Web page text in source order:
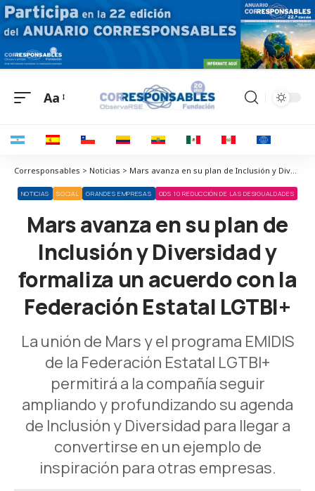
Aa
Corresponsables > Noticias > Mars avanza en su plan de Inclusión y Diversidad y formaliza un acuerdo con la Federación Estatal LGTBI+
NOTICIAS SOCIAL GRANDES EMPRESAS ODS 10 REDUCCIÓN DE LAS DESIGUALDADES
Mars avanza en su plan de
Inclusión y Diversidad y
formaliza un acuerdo con la
Federación Estatal LGTBI+
La unión de Mars y el programa EMIDIS
de la Federación Estatal LGTBI+
permitirá a la compañía seguir
ampliando y profundizando su agenda
de Inclusión y Diversidad para llegar a
convertirse en un ejemplo de
inspiración para otras empresas.